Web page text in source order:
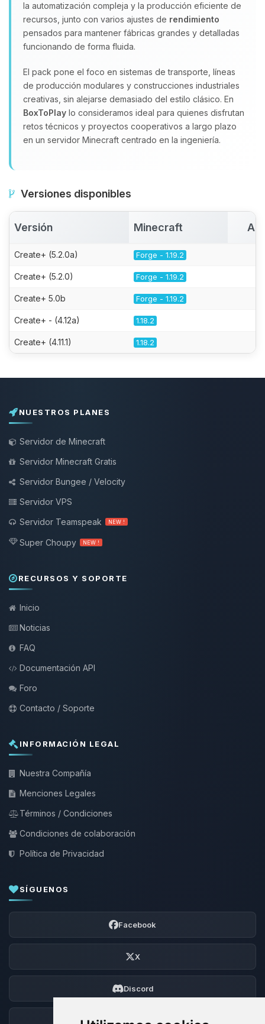
la automatización compleja y la producción eficiente de
recursos, junto con varios ajustes de rendimiento
pensados para mantener fábricas grandes y detalladas
funcionando de forma fluida.
El pack pone el foco en sistemas de transporte, líneas
de producción modulares y construcciones industriales
creativas, sin alejarse demasiado del estilo clásico. En
BoxToPlay lo consideramos ideal para quienes disfrutan
retos técnicos y proyectos cooperativos a largo plazo
en un servidor Minecraft centrado en la ingeniería.
Versiones disponibles
Versión Minecraft
Create+ (5.2.0a) Forge - 1.19.2
Create+ (5.2.0) Forge - 1.19.2
Create+ 5.0b Forge - 1.19.2
Create+ - (4.12a) 1.18.2
Create+ (4.11.1) 1.18.2
NUESTROS PLANES
Servidor de Minecraft
Servidor Minecraft Gratis
Servidor Bungee / Velocity
Servidor VPS
Servidor Teamspeak
NEW !
Super Choupy NEW !
RECURSOS Y SOPORTE
Inicio
Noticias
FAQ
Documentación API
Foro
Contacto / Soporte
INFORMACIÓN LEGAL
Nuestra Compañía
Menciones Legales
Términos / Condiciones
Condiciones de colaboración
Política de Privacidad
SÍGUENOS
Facebook
X
Discord
Foro